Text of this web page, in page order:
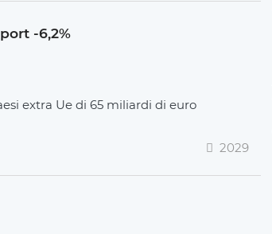
-6,2%
extra Ue di 65 miliardi di euro
2029